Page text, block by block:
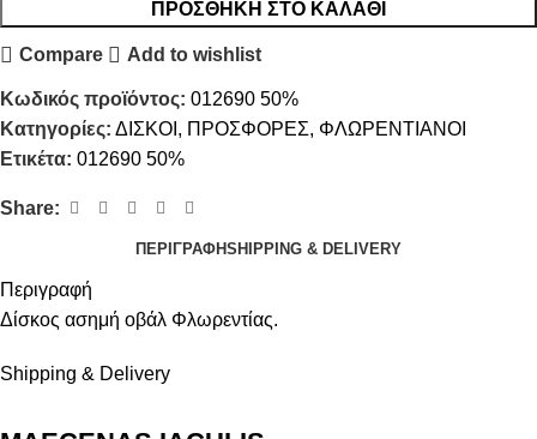
ΠΡΟΣΘΉΚΗ ΣΤΟ ΚΑΛΆΘΙ
Compare Add to wishlist
Κωδικός προϊόντος: 012690 50%
Κατηγορίες: ΔΙΣΚΟΙ , ΠΡΟΣΦΟΡΕΣ, ΦΛΩΡΕΝΤΙΑΝΟΙ
Ετικέτα: 012690 50%
Share:
ΠΕΡΙΓΡΑΦΉSHIPPING & DELIVERY
Περιγραφή
Δίσκος ασημή οβάλ Φλωρεντίας.
Shipping & Delivery